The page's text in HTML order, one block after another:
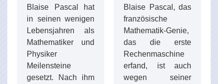
Blaise Pascal hat
in seinen wenigen
Lebensjahren als
Mathematiker und
Physiker
Meilensteine
gesetzt. Nach ihm
Blaise Pascal, das
französische
Mathematik-Genie,
das die erste
Rechenmaschine
erfand, ist auch
wegen seiner